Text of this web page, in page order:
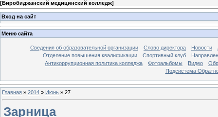
[Биробиджанский медицинский колледж]
Вход на сайт
Меню сайта
Сведения об образовательной организации Слово директора Новости
Отделение повышения квалификации
Спортивный клуб
Антикоррупционная политика колледжа
Фотоальбомы Видео
Подсистема
Главная » 2014 » Июнь » 27
Зарница